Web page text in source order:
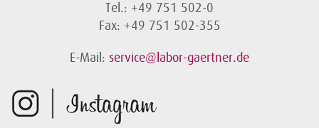
Tel.: +49 751 502-0
Fax: +49 751 502-355
E-Mail: service@labor-gaertner.de